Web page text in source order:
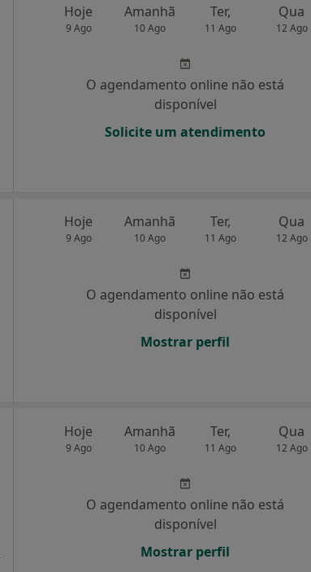
Hoje
9 Ago
Amanhã
10 Ago
Ter,
11 Ago
Qua
12 Ago
O agendamento online não está
disponível
Solicite um atendimento
Hoje
9 Ago
Amanhã
10 Ago
Ter,
11 Ago
Qua
12 Ago
O agendamento online não está
disponível
Mostrar perfil
Hoje
9 Ago
Amanhã
10 Ago
Ter,
11 Ago
Qua
12 Ago
O agendamento online não está
disponível
Mostrar perfil